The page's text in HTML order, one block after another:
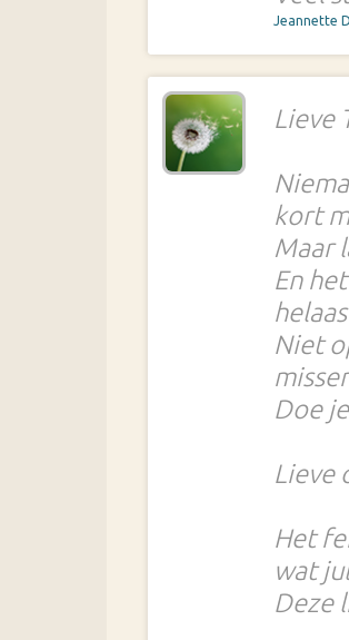
Jeannette
Lieve
kort
Maar
En
Niet
Doe
Lieve
Het
wat
Deze